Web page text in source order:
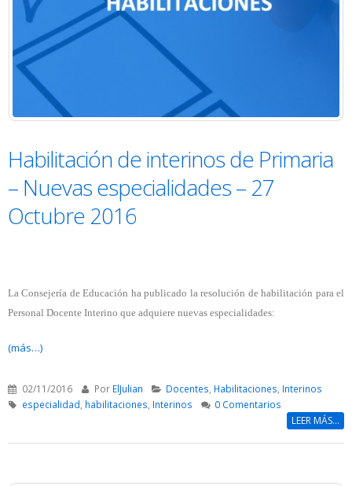
Habilitación de interinos de Primaria
– Nuevas especialidades – 27
Octubre 2016
La Consejería de Educación ha publicado la resolución de habilitación para el
Personal Docente Interino que adquiere nuevas especialidades:
(más…)
02/11/2016 Por ElJulian Docentes, Habilitaciones, Interinos
especialidad, habilitaciones, Interinos 0 Comentarios
LEER MÁS...